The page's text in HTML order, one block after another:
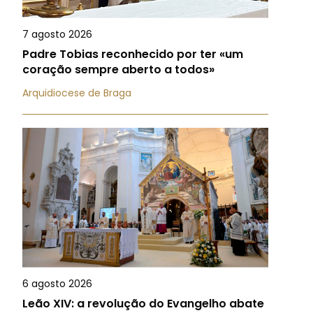
7 agosto 2026
Padre Tobias reconhecido por ter «um
coração sempre aberto a todos»
Arquidiocese de Braga
6 agosto 2026
Leão XIV: a revolução do Evangelho abate